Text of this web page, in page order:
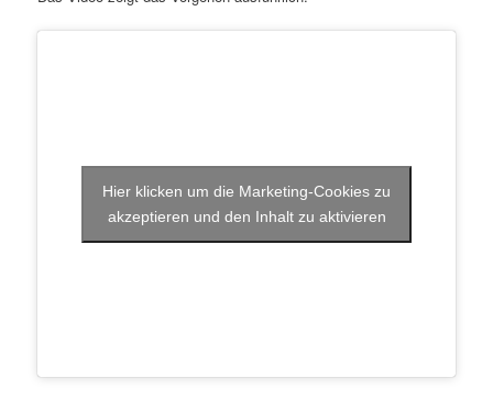
Hier klicken um die Marketing-Cookies zu
akzeptieren und den Inhalt zu aktivieren